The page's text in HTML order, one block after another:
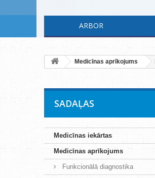
ARBOR
Medicīnas aprīkojums
SADAĻAS
Medicīnas iekārtas
Medicīnas aprīkojums
Funkcionālā diagnostika